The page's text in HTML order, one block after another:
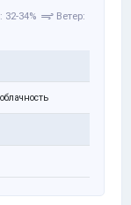
32-34%
Ветер: